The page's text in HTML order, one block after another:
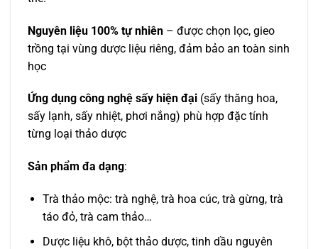
Nguyên liệu 100% tự nhiên – được chọn lọc, gieo
trồng tại vùng dược liệu riêng, đảm bảo an toàn sinh
học
Ứng dụng công nghệ sấy hiện đại (sấy thăng hoa,
sấy lạnh, sấy nhiệt, phơi nắng) phù hợp đặc tính
từng loại thảo dược
Sản phẩm đa dạng:
Trà thảo mộc: trà nghệ, trà hoa cúc, trà gừng, trà
táo đỏ, trà cam thảo…
Dược liệu khô, bột thảo dược, tinh dầu nguyên